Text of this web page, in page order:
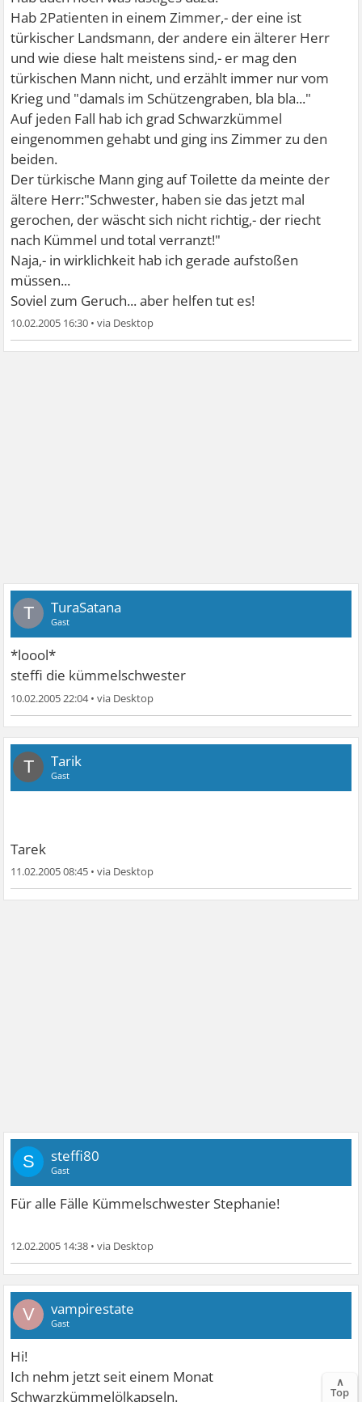
Hab 2Patienten in einem Zimmer,- der eine ist
türkischer Landsmann, der andere ein älterer Herr
und wie diese halt meistens sind,- er mag den
türkischen Mann nicht, und erzählt immer nur vom
Krieg und "damals im Schützengraben, bla bla..."
Auf jeden Fall hab ich grad Schwarzkümmel
eingenommen gehabt und ging ins Zimmer zu den
beiden.
Der türkische Mann ging auf Toilette da meinte der
ältere Herr:"Schwester, haben sie das jetzt mal
gerochen, der wäscht sich nicht richtig,- der riecht
nach Kümmel und total verranzt!"
Naja,- in wirklichkeit hab ich gerade aufstoßen
müssen...
Soviel zum Geruch... aber helfen tut es!
10.02.2005 16:30 •
T TuraSatana
Gast
*loool*
steffi die kümmelschwester
10.02.2005 22:04•
T Tarik
Gast
Tarek
11.02.2005 08:45 •
S steffi80
Gast
Für alle Fälle Kümmelschwester Stephanie!
12.02.2005 14:38 •
V vampirestate
Gast
Hi!
Ich nehm jetzt seit einem Monat
Schwarzkümmelölkapseln.
∧
Top